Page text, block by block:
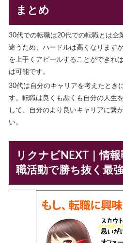
まとめ
30代での転職は20代での転職とは企
違うため、ハードルは高くなります
を上手くアピールすることができれ
は可能です。
30代は自分のキャリアを考えたとき
す。転職は良くも悪くも自分の人生
して、自分のより良いキャリアに繋
い。
リクナビNEXT｜情
職活動で勝ち抜く最